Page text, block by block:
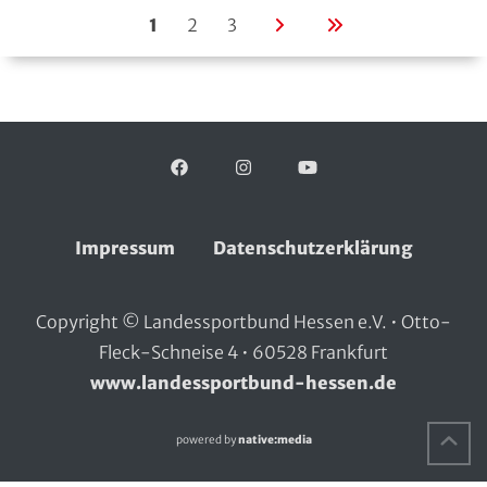
1 2 3
ä
h
S
t
e
›
e
z
e
e
»
Folgen Sie uns auf:
FacebookInstagramYouTube
Impressum Datenschutzerklärung
Copyright © Landessportbund Hessen e.V. • Otto-
Fleck-Schneise 4 • 60528 Frankfurt
www.landessportbund-hessen.de
powered bynative:media